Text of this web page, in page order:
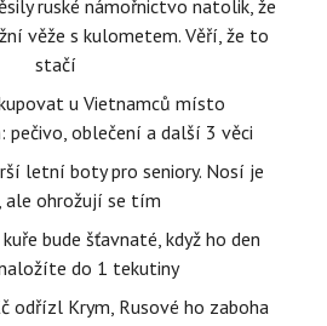
ruské námořnictvo natolik, že
věže s kulometem. Věří, že to
stačí
u Vietnamců místo
pečivo, oblečení a další 3 věci
letní boty pro seniory. Nosí je
ale ohrožují se tím
bude šťavnaté, když ho den
do 1 tekutiny
odřízl Krym, Rusové ho zaboha